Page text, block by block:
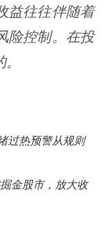
益往往伴随着
险控制。在投
过热预警从规则
金股市，放大收